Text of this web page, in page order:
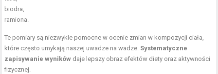
biodra,
ramiona.
Te pomiary są niezwykle pomocne w ocenie zmian w kompozycji ciała,
które często umykają naszej uwadze na wadze. Systematyczne
zapisywanie wyników daje lepszy obraz efektów diety oraz aktywności
fizycznej.